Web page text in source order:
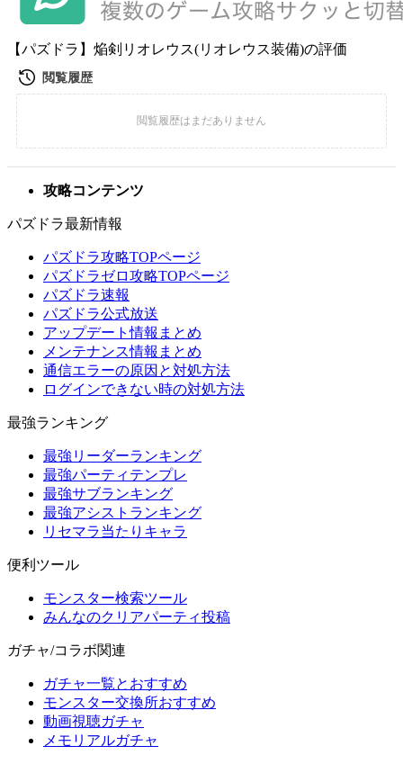
【パズドラ】焔剣リオレウス(リオレウス装備)の評価
攻略コンテンツ
パズドラ最新情報
パズドラ攻略TOPページ
パズドラゼロ攻略TOPページ
パズドラ速報
パズドラ公式放送
アップデート情報まとめ
メンテナンス情報まとめ
通信エラーの原因と対処方法
ログインできない時の対処方法
最強ランキング
最強リーダーランキング
最強パーティテンプレ
最強サブランキング
最強アシストランキング
リセマラ当たりキャラ
便利ツール
モンスター検索ツール
みんなのクリアパーティ投稿
ガチャ/コラボ関連
ガチャ一覧とおすすめ
モンスター交換所おすすめ
動画視聴ガチャ
メモリアルガチャ